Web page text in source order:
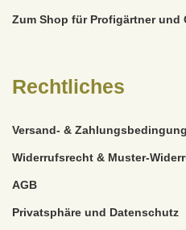
Zum Shop für Profigärtner und
Rechtliches
Versand- &
Widerrufsrecht & Muster-
AGB
Privatsphäre und Datenschutz